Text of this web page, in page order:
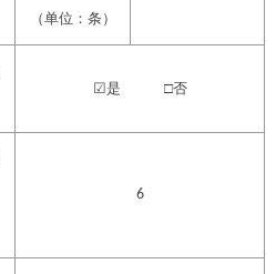
（单位：条）
☑是 □否
6